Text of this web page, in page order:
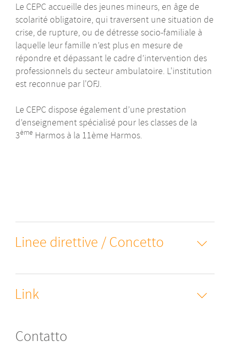
Le CEPC accueille des jeunes mineurs, en âge de
scolarité obligatoire, qui traversent une situation de
crise, de rupture, ou de détresse socio-familiale à
laquelle leur famille n’est plus en mesure de
répondre et dépassant le cadre d’intervention des
professionnels du secteur ambulatoire. L'institution
est reconnue par l'OFJ.
Le CEPC dispose également d’une prestation
d’enseignement spécialisé pour les classes de la
3ème Harmos à la 11ème Harmos.
Linee direttive / Concetto
Link
Contatto